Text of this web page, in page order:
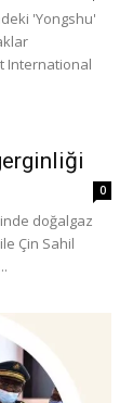
'Yongshu'
International
0
doğalgaz
Çin Sahil